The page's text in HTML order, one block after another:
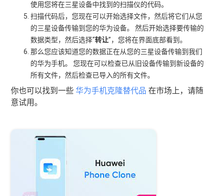
使用您将在三星设备中找到的扫描仪的代码。
扫描代码后，您现在可以开始选择文件，然后将它们从您
的三星设备传输到您的华为设备。 然后开始选择要传输的
数据类型，然后选择“转让”，您将在界面底部看到。
那么您应该知道您的数据正在从您的三星设备传输到我们
的华为手机。 您现在可以检查已从旧设备传输到新设备的
所有文件，然后检查已导入的所有文件。
你也可以找到一些华为手机克隆替代品 在市场上，请随
意试用。